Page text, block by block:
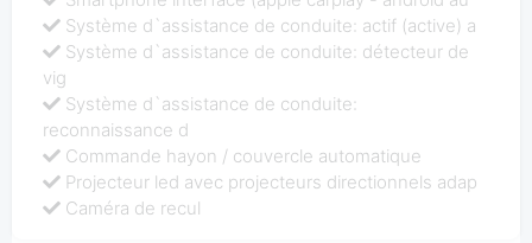
Système d`assistance de conduite: actif (active) a
Système d`assistance de conduite: détecteur de
vig
Système d`assistance de conduite:
reconnaissance d
Commande hayon / couvercle automatique
Projecteur led avec projecteurs directionnels adap
Caméra de recul